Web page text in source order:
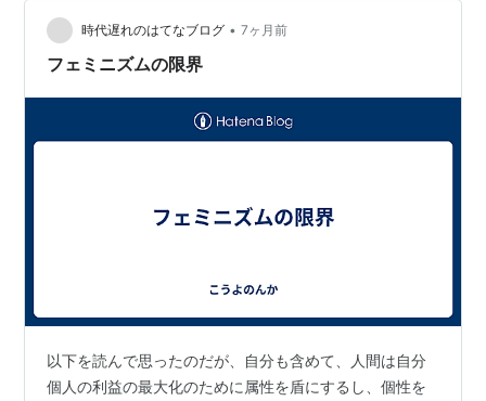
時代遅れのはてなブログ • 7ヶ月前
フェミニズムの限界
以下を読んで思ったのだが、自分も含めて、人間は自分
個人の利益の最大化のために属性を盾にするし、個性を